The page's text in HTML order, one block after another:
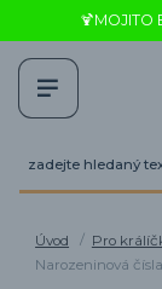
🍹MOJITO
Úvod Pro
Narozeninová čísla